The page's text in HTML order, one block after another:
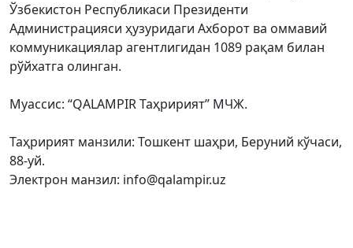
Ўзбекистон Республикаси Президенти
Администрацияси ҳузуридаги Ахборот ва оммавий
коммуникациялар агентлигидан 1089 рақам билан
рўйхатга олинган.
Муассис: “QALAMPIR Таҳририят” МЧЖ.
Таҳририят манзили: Тошкент шаҳри, Беруний кўчаси,
88-уй.
Электрон манзил: info@qalampir.uz